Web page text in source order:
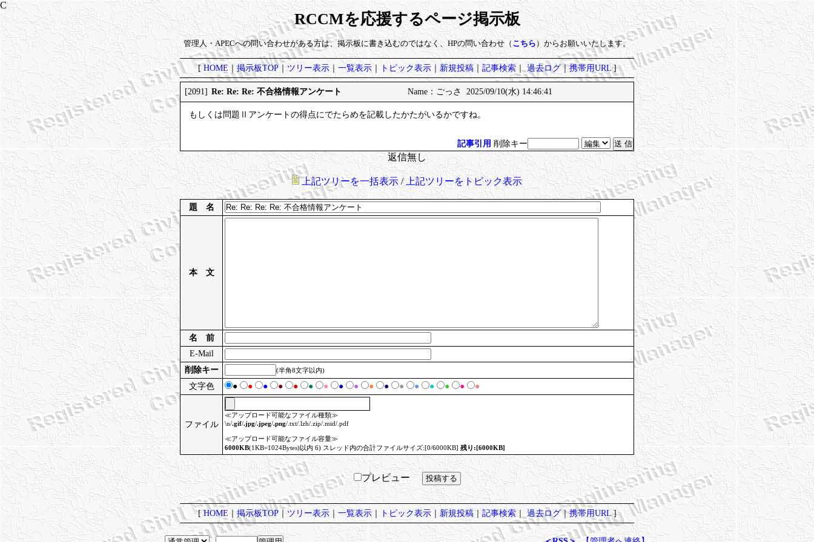
RCCMを応援するページ掲示板
管理人・APECへの問い合わせがある方は、掲示板に書き込むのではなく、HPの問い合わせ（ こちら ）からお願いいたします。
[HOME｜掲示板TOP｜ツリー表示｜ 一覧表示｜トピック表示｜ 新規投稿｜記事検索｜ 過去ログ｜携帯用URL]
[2091] Re: Re: Re: 不合格情報アンケート Name：ごっさ 2025/09/10(水) 14:46:41
もしくは問題Ⅱアンケートの得点にでたらめを記載したかたがいるかですね。
記事引用 削除キー
返信無し
上記ツリーを一括表示 /上記ツリーをトピック表示
題 名
本 文
名 前
E-Mail
削除キー
(半角8文字以内)
文字色 ● ● ● ● ● ● ● ● ● ● ● ● ● ● ● ● ●
ファイル
≪アップロード可能なファイル種類≫
\n/.gif/.jpg/.jpeg/.png/.txt/.lzh/.zip/.mid/.pdf
≪アップロード可能なファイル容量≫
6000KB(1KB=1024Bytes)以内 6) スレッド内の合計ファイルサイズ:[0/6000KB] 残り:[6000KB]
プレビュー
[HOME｜掲示板TOP｜ツリー表示｜ 一覧表示｜ トピック表示｜ 新規投稿｜記事検索｜ 過去ログ｜携帯用URL]